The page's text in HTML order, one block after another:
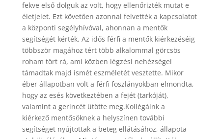
fekve első dolguk az volt, hogy ellenőrizték mutat e
életjelet. Ezt követően azonnal felvették a kapcsolatot
a központi segélyhívóval, ahonnan a mentők
segítségét kérték. Az idős férfi a mentők kiérkezéséig
többször magához tért több alkalommal görcsös
roham tört rá, ami közben légzési nehézségei
támadtak majd ismét eszméletét vesztette. Mikor
éber állapotban volt a férfi foszlányokban elmondta,
hogy az esés következtében a fejét (tarkóját),
valamint a gerincét ütötte meg.Kollégáink a
kiérkező mentősöknek a helyszínen további
segítséget nyújtottak a beteg ellátásához, állapota